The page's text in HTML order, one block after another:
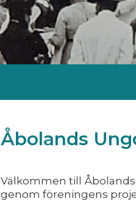
Åbolands
Välkommen till
genom föreningens